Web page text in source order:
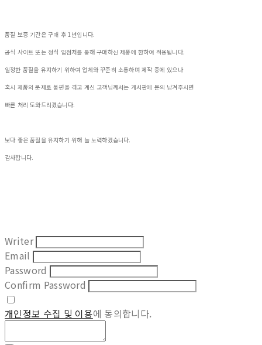
품질 보증 기간은 구매 후 1년입니다.
공식 사이트 또는 정식 입점처를 통해 구매하신 제품에 한하여 적용됩니다.
일정한 품질을 유지하기 위하여 업체와 꾸준히 소통하며 제작 중에 있으나
혹시 제품의 문제로 불편을 겪고 계신 고객님께서는 게시판에 문의 남겨주시면
빠른 처리 도와드리겠습니다.
보다 좋은 품질을 유지하기 위해 늘 노력하겠습니다.
감사합니다.
Writer
Email
Password
Confirm Password
개인정보 수집 및 이용에 동의합니다.